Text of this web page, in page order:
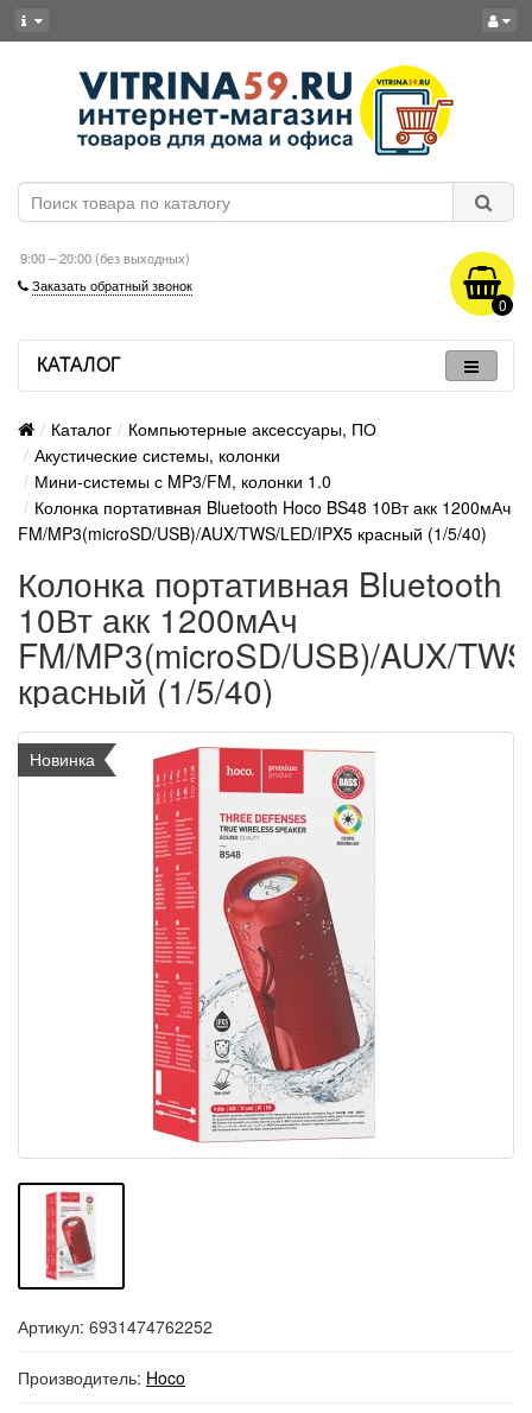
9:00 – 20:00 (без выходных)
Заказать обратный звонок
0
КАТАЛОГ
Каталог
Компьютерные аксессуары, ПО
Акустические системы, колонки
Мини-системы с MP3/FM, колонки 1.0
Колонка портативная Bluetooth Hoco BS48 10Вт акк 1200мАч
FM/MP3(microSD/USB)/AUX/TWS/LED/IPX5 красный (1/5/40)
Колонка портативная Bluetooth
10Вт акк 1200мАч
FM/MP3(microSD/USB)/AUX/
красный (1/5/40)
Новинка
Артикул: 6931474762252
Производитель: Hoco